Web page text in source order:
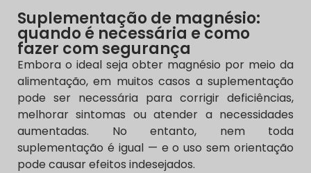
Suplementação de magnésio:
quando é necessária e como
fazer com segurança
Embora o ideal seja obter magnésio por meio da
alimentação, em muitos casos a suplementação
pode ser necessária para corrigir deficiências,
melhorar sintomas ou atender a necessidades
aumentadas. No entanto, nem toda
suplementação é igual — e o uso sem orientação
pode causar efeitos indesejados.